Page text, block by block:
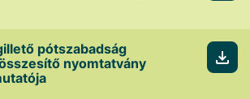
pótszabadság
nyomtatvány